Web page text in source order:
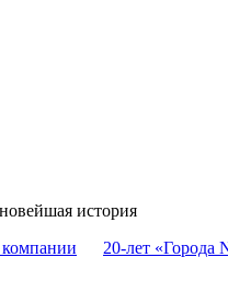
история
20-лет «Города